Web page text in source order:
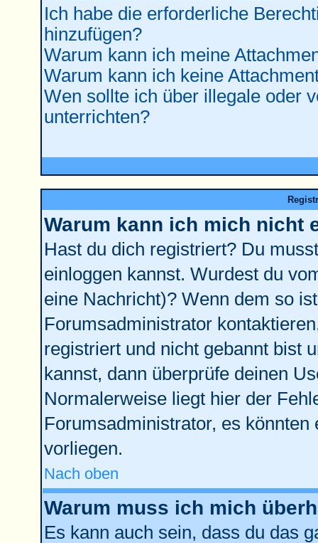
Ich habe die erforderliche
hinzufügen?
Warum kann ich meine
Warum kann ich keine
Wen sollte ich über illegale oder
unterrichten?
Warum kann ich mich nicht
Hast du dich registriert? Du
einloggen kannst. Wurdest du
eine Nachricht)? Wenn dem so
Forumsadministrator
registriert und nicht gebannt bist
kannst, dann überprüfe deinen
Normalerweise liegt hier der
Forumsadministrator, es
vorliegen.
Nach oben
Warum muss ich mich
Es kann auch sein, dass du das